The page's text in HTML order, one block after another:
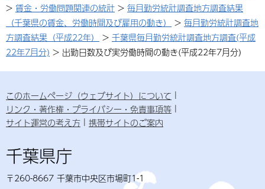
> 賃金・労働問題関連の統計 > 毎月勤労統計調査地方調査結果
（千葉県の賃金、労働時間及び雇用の動き）
> 毎月勤労統計調査地
方調査結果（平成22年）
> 千葉県毎月勤労統計調査地方調査(平成
22年7月分) > 出勤日数及び実労働時間の動き(平成22年7月分)
このホームページ（ウェブサイト）について
リンク・著作権・プライバシー・免責事項等
サイト運営の考え方
携帯サイトのご案内
千葉県庁
〒260-8667 千葉市中央区市場町1-1